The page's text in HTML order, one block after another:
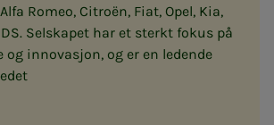
Romeo, Citroën, Fiat, Opel, Kia,
Selskapet har et sterkt fokus på
og innovasjon, og er en ledende